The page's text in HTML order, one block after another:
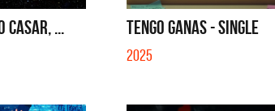
CASAR, ... TENGO GANAS - SINGLE
2025
- EP QUE NO SE MUELA LA